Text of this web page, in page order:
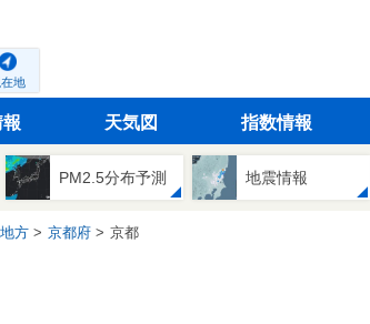
地
報 天気図 指数情報
PM2.5分布予測 地震情報
方 京都府 京都